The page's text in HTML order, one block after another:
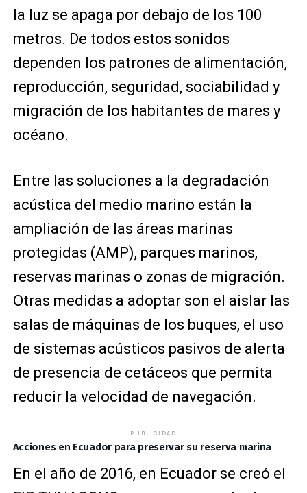
la luz se apaga por debajo de los 100
metros. De todos estos sonidos
dependen los patrones de alimentación,
reproducción, seguridad, sociabilidad y
migración de los habitantes de mares y
océano.
Entre las soluciones a la degradación
acústica del medio marino están la
ampliación de las áreas marinas
protegidas (AMP), parques marinos,
reservas marinas o zonas de migración.
Otras medidas a adoptar son el aislar las
salas de máquinas de los buques, el uso
de sistemas acústicos pasivos de alerta
de presencia de cetáceos que permita
reducir la velocidad de navegación.
PUBLICIDAD
Acciones en Ecuador para preservar su reserva marina
En el año de 2016, en Ecuador se creó el